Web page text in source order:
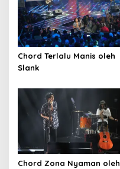
Chord Terlalu Manis oleh
Slank
Chord Zona Nyaman oleh